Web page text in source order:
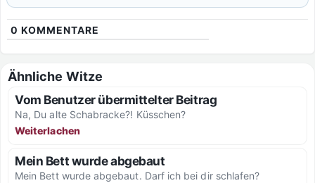
0 KOMMENTARE
Ähnliche Witze
Vom Benutzer übermittelter Beitrag
Na, Du alte Schabracke?! Küsschen?
Weiterlachen
Mein Bett wurde abgebaut
Mein Bett wurde abgebaut. Darf ich bei dir schlafen?